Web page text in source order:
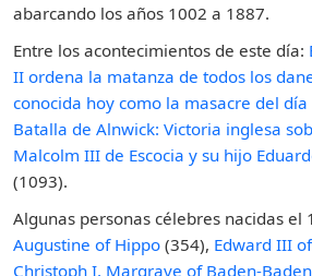
abarcando los años 1002 a 1887.
Entre los acontecimientos de este día:
II ordena la matanza de todos los
conocida hoy como la masacre del día
Batalla de Alnwick: Victoria inglesa
Malcolm III de Escocia y su hijo
(1093).
Algunas personas célebres nacidas el
Augustine of Hippo (354), Edward III
Christoph I, Margrave of Baden-Baden